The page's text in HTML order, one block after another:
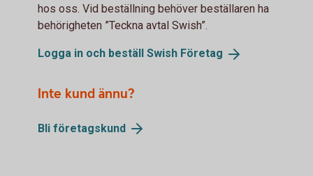
hos oss. Vid beställning behöver beställaren ha
behörigheten ”Teckna avtal Swish”.
Logga in och beställ Swish Företag
Inte kund ännu?
Bli företagskund